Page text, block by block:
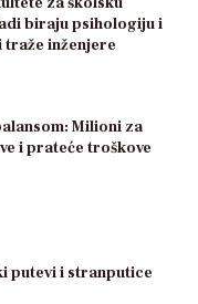
biraju psihologiju i
traže inženjere
Milioni za
i prateće troškove
putevi i stranputice